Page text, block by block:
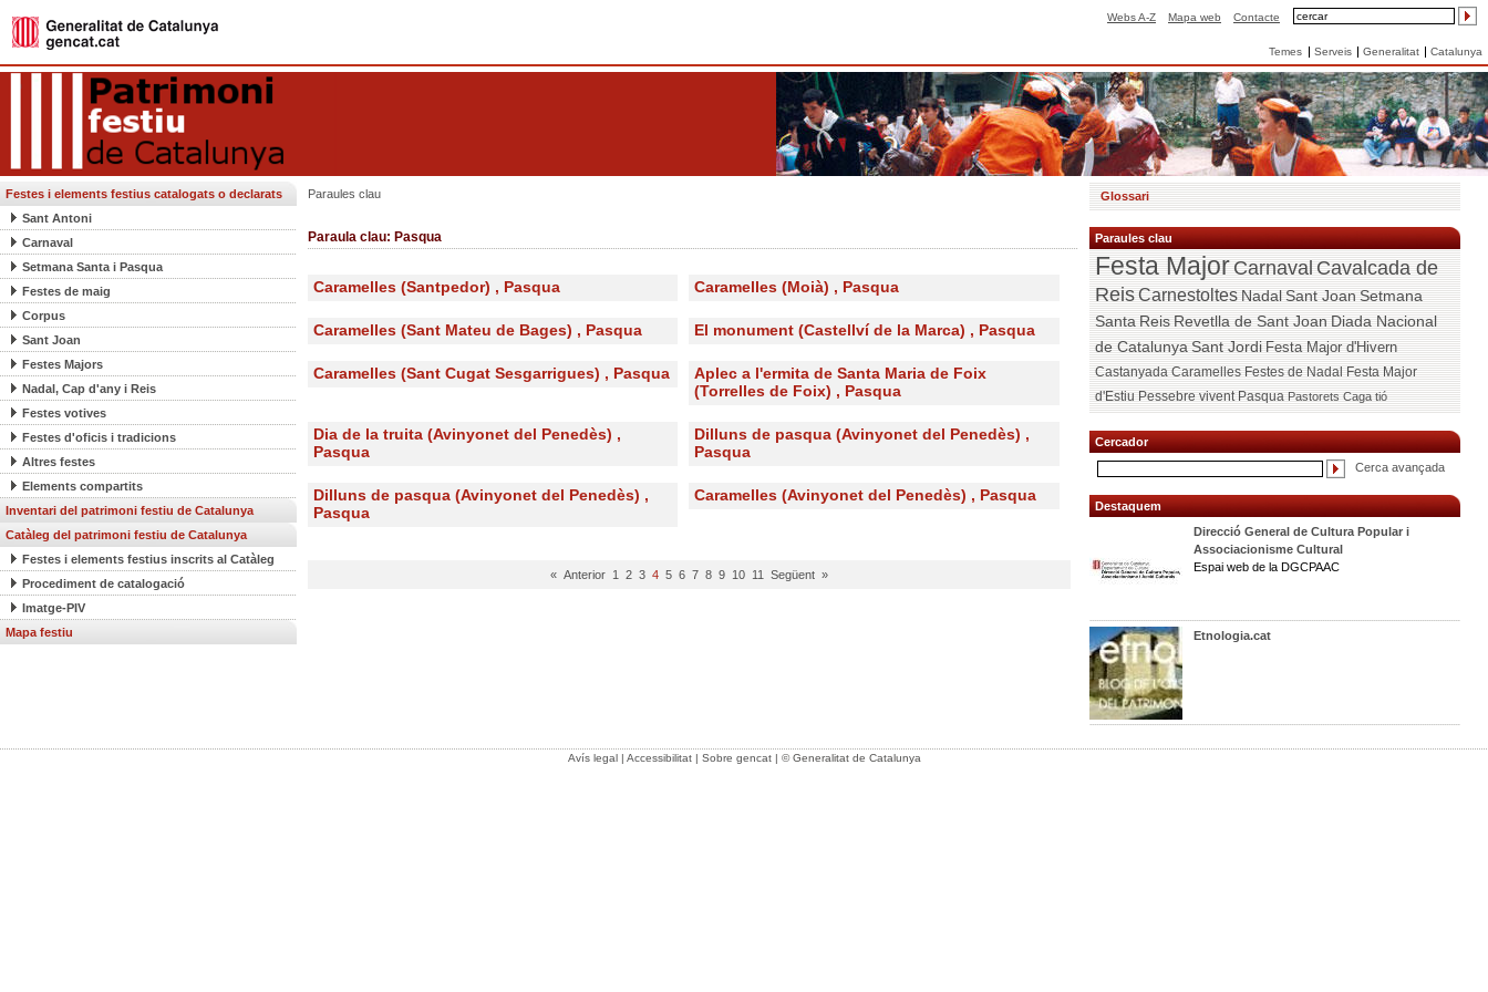
Webs A-Z Mapa web Contacte
Temes Serveis Generalitat Catalunya
Festes i elements festius catalogats o declarats
Sant Antoni
Carnaval
Setmana Santa i Pasqua
Festes de maig
Corpus
Sant Joan
Festes Majors
Nadal, Cap d'any i Reis
Festes votives
Festes d'oficis i tradicions
Altres festes
Elements compartits
Inventari del patrimoni festiu de Catalunya
Catàleg del patrimoni festiu de Catalunya
Festes i elements festius inscrits al Catàleg
Procediment de catalogació
Imatge-PIV
Mapa festiu
Paraules clau
Paraula clau: Pasqua
Caramelles (Santpedor) , Pasqua Caramelles (Moià) , Pasqua
Caramelles (Sant Mateu de Bages) , Pasqua El monument (Castellví de la Marca) , Pasqua
Caramelles (Sant Cugat Sesgarrigues) , Pasqua
Aplec a l'ermita de Santa Maria de Foix
(Torrelles de Foix) , Pasqua
Dia de la truita (Avinyonet del Penedès) ,
Pasqua
Dilluns de pasqua (Avinyonet del Penedès) ,
Pasqua
Dilluns de pasqua (Avinyonet del Penedès) ,
Pasqua
Caramelles (Avinyonet del Penedès) , Pasqua
« Anterior 1 2 3 4 5 6 7 8 9 10 11 Següent »
Glossari
Paraules clau
Festa MajorCarnavalCavalcada de
ReisCarnestoltesNadalSant JoanSetmana
SantaReisRevetlla de Sant JoanDiada Nacional
de CatalunyaSant Jordi Festa Major d'Hivern
Castanyada Caramelles Festes de Nadal Festa Major
d'Estiu Pessebre vivent Pasqua Pastorets Caga tió
Cercador
Cerca avançada
Destaquem
Direcció General de Cultura Popular i
Associacionisme Cultural
Espai web de la DGCPAAC
Etnologia.cat
Avís legal| Accessibilitat| Sobre gencat| © Generalitat de Catalunya